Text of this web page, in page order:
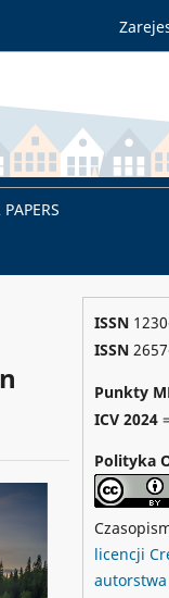
ISSN
ISSN
Punkty
ICV 2024 =
Polityka
licencji